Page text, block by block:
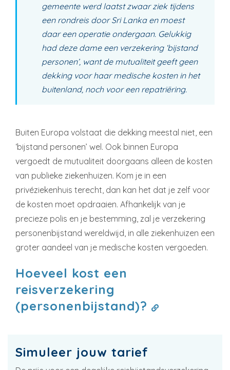
gemeente werd laatst zwaar ziek tijdens
een rondreis door Sri Lanka en moest
daar een operatie ondergaan. Gelukkig
had deze dame een verzekering ‘bijstand
personen’, want de mutualiteit geeft geen
dekking voor haar medische kosten in het
buitenland, noch voor een repatriëring.
Buiten Europa volstaat die dekking meestal niet, een
‘bijstand personen’ wel. Ook binnen Europa
vergoedt de mutualiteit doorgaans alleen de kosten
van publieke ziekenhuizen. Kom je in een
privéziekenhuis terecht, dan kan het dat je zelf voor
de kosten moet opdraaien. Afhankelijk van je
precieze polis en je bestemming, zal je verzekering
personenbijstand wereldwijd, in alle ziekenhuizen een
groter aandeel van je medische kosten vergoeden.
Hoeveel kost een
reisverzekering
(personenbijstand)?
Simuleer jouw tarief